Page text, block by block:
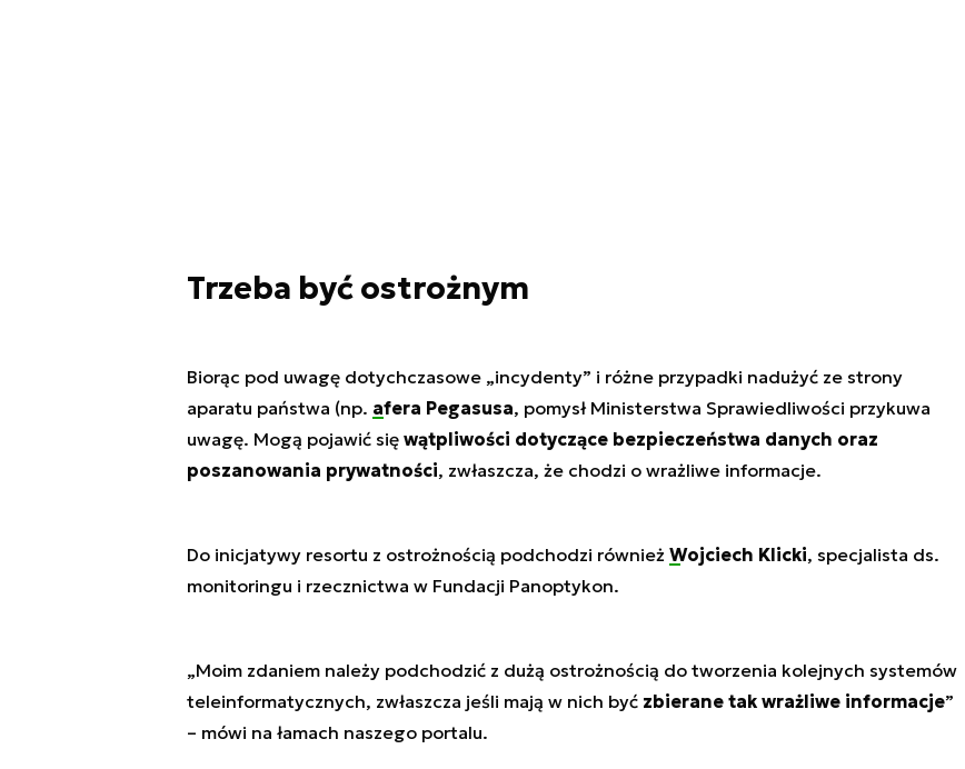
Trzeba być ostrożnym
Biorąc pod uwagę dotychczasowe „incydenty” i różne przypadki nadużyć ze strony
aparatu państwa (np. afera Pegasusa, pomysł Ministerstwa Sprawiedliwości przykuwa
uwagę. Mogą pojawić się wątpliwości dotyczące bezpieczeństwa danych oraz
poszanowania prywatności, zwłaszcza, że chodzi o wrażliwe informacje.
Do inicjatywy resortu z ostrożnością podchodzi również Wojciech Klicki, specjalista ds.
monitoringu i rzecznictwa w Fundacji Panoptykon.
„Moim zdaniem należy podchodzić z dużą ostrożnością do tworzenia kolejnych systemów
teleinformatycznych, zwłaszcza jeśli mają w nich być zbierane tak wrażliwe informacje”
– mówi na łamach naszego portalu.